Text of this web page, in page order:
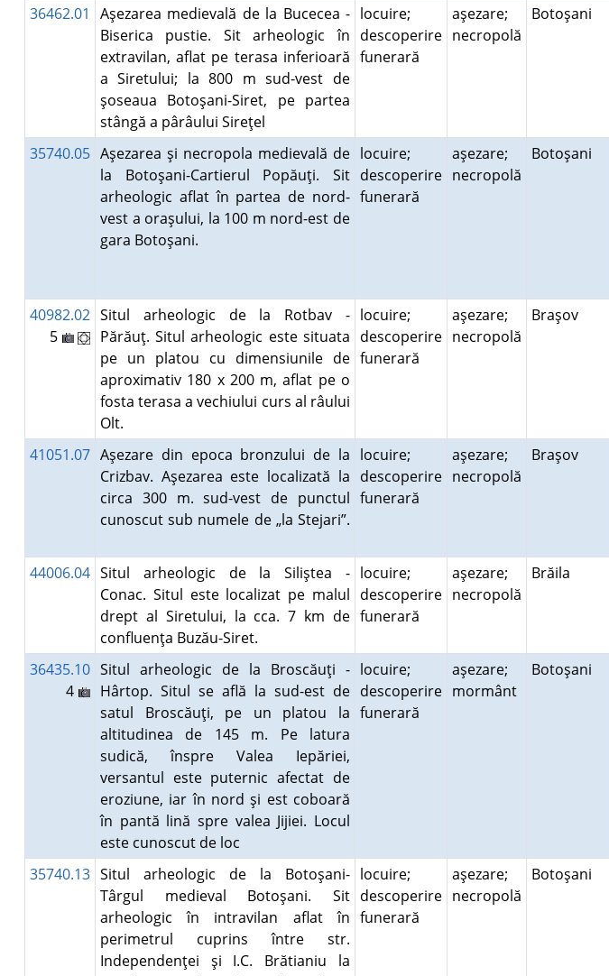
36462.01
Aşezarea medievală de la Bucecea -
Biserica pustie. Sit arheologic în
extravilan, aflat pe terasa inferioară
a Siretului; la 800 m sud-vest de
şoseaua Botoşani-Siret, pe partea
stângă a pârâului Sireţel
locuire;
descoperire
funerară
aşezare;
necropolă
Botoşani
35740.05 Aşezarea şi necropola medievală de
la Botoşani-Cartierul Popăuţi. Sit
arheologic aflat în partea de nord-
vest a oraşului, la 100 m nord-est de
gara Botoşani.
locuire;
descoperire
funerară
aşezare;
necropolă
Botoşani
40982.02
5
Situl arheologic de la Rotbav -
Părăuţ. Situl arheologic este situata
pe un platou cu dimensiunile de
aproximativ 180 x 200 m, aflat pe o
fosta terasa a vechiului curs al râului
Olt.
locuire;
descoperire
funerară
aşezare;
necropolă
Braşov
41051.07 Aşezare din epoca bronzului de la
Crizbav. Aşezarea este localizată la
circa 300 m. sud-vest de punctul
cunoscut sub numele de „la Stejari”.
locuire;
descoperire
funerară
aşezare;
necropolă
Braşov
44006.04 Situl arheologic de la Siliştea -
Conac. Situl este localizat pe malul
drept al Siretului, la cca. 7 km de
confluenţa Buzău-Siret.
locuire;
descoperire
funerară
aşezare;
necropolă
Brăila
36435.10
4
Situl arheologic de la Broscăuţi -
Hârtop. Situl se află la sud-est de
satul Broscăuţi, pe un platou la
altitudinea de 145 m. Pe latura
sudică, înspre Valea Iepăriei,
versantul este puternic afectat de
eroziune, iar în nord şi est coboară
în pantă lină spre valea Jijiei. Locul
este cunoscut de loc
locuire;
descoperire
funerară
aşezare;
mormânt
Botoşani
35740.13 Situl arheologic de la Botoşani-
Târgul medieval Botoşani. Sit
arheologic în intravilan aflat în
perimetrul cuprins între str.
Independenţei şi I.C. Brătianiu la
locuire;
descoperire
funerară
aşezare;
necropolă
Botoşani